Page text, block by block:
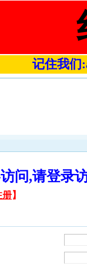
记住我们
访问,请登
册】